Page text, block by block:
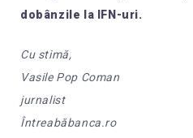
dobânzile la IFN-uri.
Cu stimă,
Vasile Pop Coman
jurnalist
Întreabăbanca.ro